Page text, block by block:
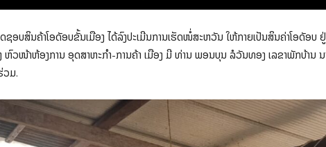
ບສິນຄ້າໂອດັອບຂັ້ນເມືອງ ໄດ້ລົງປະເມີນການເຮັດໜໍ່ສະຫວັນ ໃຫ້ກາຍເປັນສິນຄ່າໂອດັອບ
ວໜ້າຫ້ອງການ ອຸດສາຫະກຳ-ການຄ້າ ເມືອງ ມີ ທ່ານ ພອນບຸນ ລໍວັນທອງ ເລຂາພັກບ້ານ
ວມ.